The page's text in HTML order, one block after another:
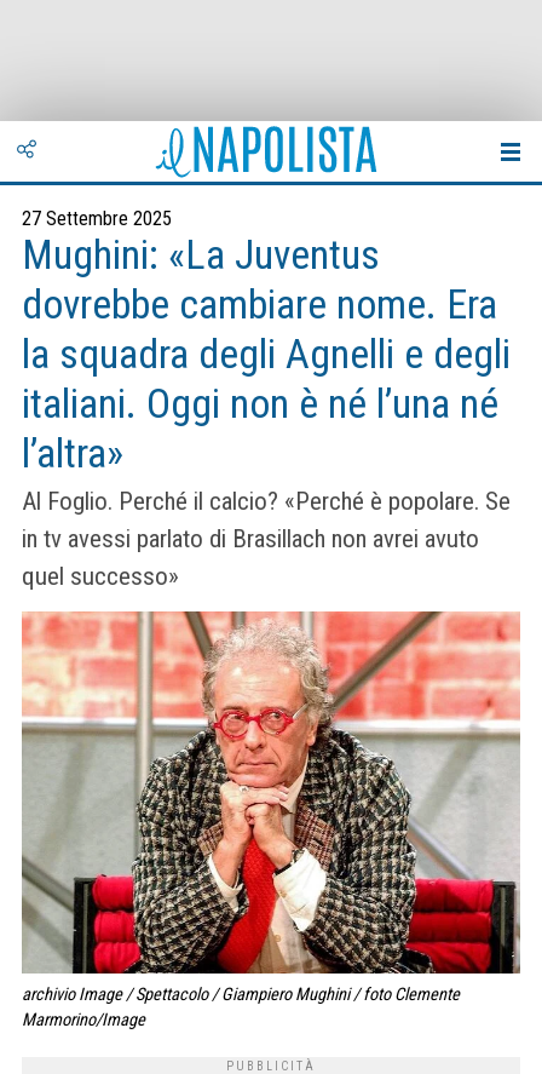
27 Settembre 2025
Mughini: «La Juventus
dovrebbe cambiare nome. Era
la squadra degli Agnelli e degli
italiani. Oggi non è né l’una né
l’altra»
Al Foglio. Perché il calcio? «Perché è popolare. Se
in tv avessi parlato di Brasillach non avrei avuto
quel successo»
archivio Image / Spettacolo / Giampiero Mughini / foto Clemente
Marmorino/Image